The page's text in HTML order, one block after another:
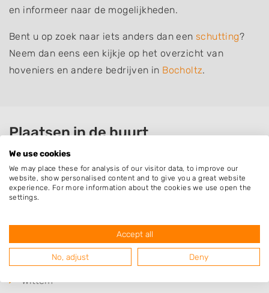
en informeer naar de mogelijkheden.
Bent u op zoek naar iets anders dan een schutting?
Neem dan eens een kijkje op het overzicht van
hoveniers en andere bedrijven in Bocholtz.
Plaatsen in de buurt
Simpelveld
Baneheide
Lemiers
Vaals
Eys
Mechelen
Wittem
We use cookies
We may place these for analysis of our visitor data, to improve our
website, show personalised content and to give you a great website
experience. For more information about the cookies we use open the
settings.
Accept all
No, adjust Deny